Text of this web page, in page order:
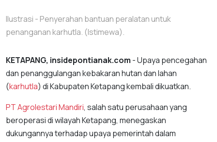
Ilustrasi - Penyerahan bantuan peralatan untuk
penanganan karhutla. (Istimewa).
KETAPANG, insidepontianak.com - Upaya pencegahan
dan penanggulangan kebakaran hutan dan lahan
(karhutla) di Kabupaten Ketapang kembali dikuatkan.
PT Agrolestari Mandiri, salah satu perusahaan yang
beroperasi di wilayah Ketapang, menegaskan
dukungannya terhadap upaya pemerintah dalam